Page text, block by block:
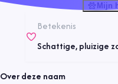
Mijn
Betekenis
Schattige, pluizige
Over deze naam